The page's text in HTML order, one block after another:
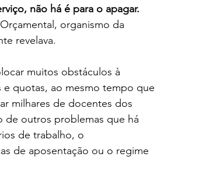
não há é para o apagar.
organismo da
revelava.
muitos obstáculos à
quotas, ao mesmo tempo que
milhares de docentes dos
de outros problemas que há
de trabalho, o
de aposentação ou o regime